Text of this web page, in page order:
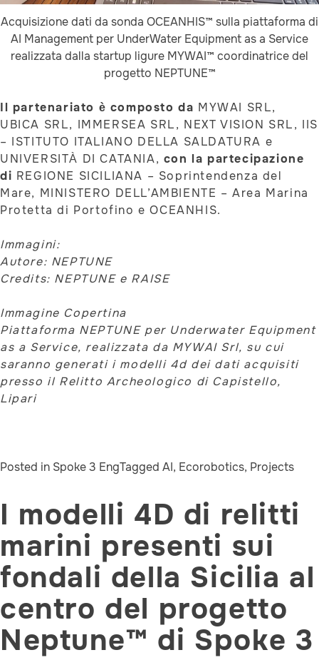
Acquisizione dati da sonda OCEANHIS™ sulla piattaforma di
AI Management per UnderWater Equipment as a Service
realizzata dalla startup ligure MYWAI™ coordinatrice del
progetto NEPTUNE™
Il partenariato è composto da MYWAI SRL,
UBICA SRL, IMMERSEA SRL, NEXT VISION SRL, IIS
– ISTITUTO ITALIANO DELLA SALDATURA e
UNIVERSITÀ DI CATANIA, con la partecipazione
di REGIONE SICILIANA – Soprintendenza del
Mare, MINISTERO DELL’AMBIENTE – Area Marina
Protetta di Portofino e OCEANHIS.
Immagini:
Autore: NEPTUNE
Credits: NEPTUNE e RAISE
Immagine Copertina
Piattaforma NEPTUNE per Underwater Equipment
as a Service, realizzata da MYWAI Srl, su cui
saranno generati i modelli 4d dei dati acquisiti
presso il Relitto Archeologico di Capistello,
Lipari
Posted in Spoke 3 EngTagged AI, Ecorobotics, Projects
I modelli 4D di relitti
marini presenti sui
fondali della Sicilia al
centro del progetto
Neptune™ di Spoke 3